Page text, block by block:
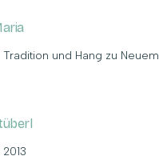
und Hang zu Neuem